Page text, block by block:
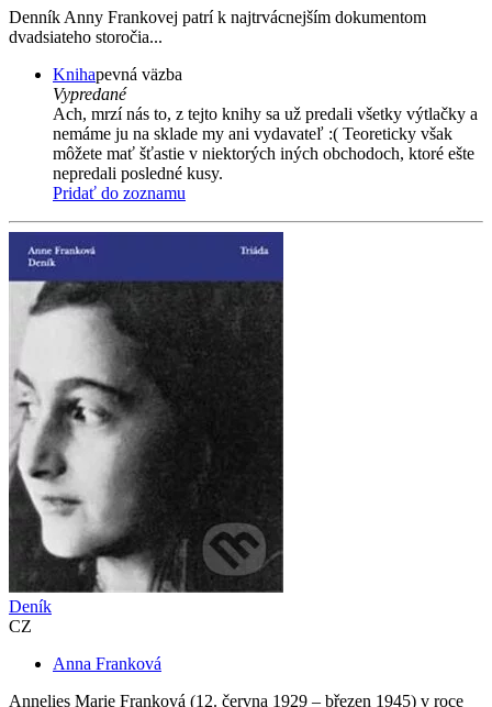
Denník Anny Frankovej patrí k najtrvácnejším dokumentom
dvadsiateho storočia...
Knihapevná väzba
Vypredané
Ach, mrzí nás to, z tejto knihy sa už predali všetky výtlačky a
nemáme ju na sklade my ani vydavateľ :( Teoreticky však
môžete mať šťastie v niektorých iných obchodoch, ktoré ešte
nepredali posledné kusy.
Pridať do zoznamu
Deník
CZ
Anna Franková
Annelies Marie Franková (12. června 1929 – březen 1945) v roce